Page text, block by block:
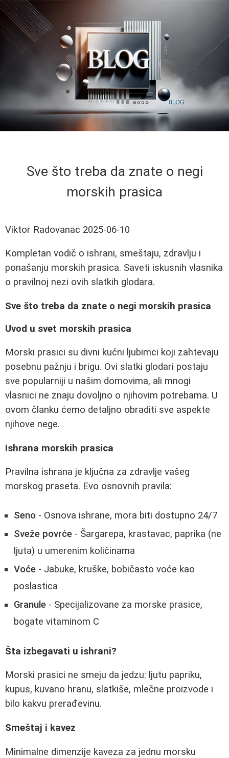
Sve što treba da znate o negi
morskih prasica
Viktor Radovanac 2025-06-10
Kompletan vodič o ishrani, smeštaju, zdravlju i
ponašanju morskih prasica. Saveti iskusnih vlasnika
o pravilnoj nezi ovih slatkih glodara.
Sve što treba da znate o negi morskih prasica
Uvod u svet morskih prasica
Morski prasici su divni kućni ljubimci koji zahtevaju
posebnu pažnju i brigu. Ovi slatki glodari postaju
sve popularniji u našim domovima, ali mnogi
vlasnici ne znaju dovoljno o njihovim potrebama. U
ovom članku ćemo detaljno obraditi sve aspekte
njihove nege.
Ishrana morskih prasica
Pravilna ishrana je ključna za zdravlje vašeg
morskog praseta. Evo osnovnih pravila:
Seno - Osnova ishrane, mora biti dostupno 24/7
Sveže povrće - Šargarepa, krastavac, paprika (ne
ljuta) u umerenim količinama
Voće - Jabuke, kruške, bobičasto voće kao
poslastica
Granule - Specijalizovane za morske prasice,
bogate vitaminom C
Šta izbegavati u ishrani?
Morski prasici ne smeju da jedzu: ljutu papriku,
kupus, kuvano hranu, slatkiše, mlečne proizvode i
bilo kakvu prerađevinu.
Smeštaj i kavez
Minimalne dimenzije kaveza za jednu morsku